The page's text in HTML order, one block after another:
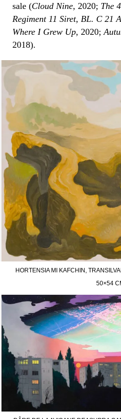
sale (Cloud Nine, 2020; The
Regiment 11 Siret, BL. C 21
Where I Grew Up, 2020;
2018).
HORTENSIA MI KAFCHIN,
50×54